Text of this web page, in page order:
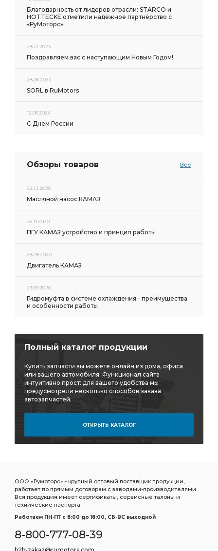
Благодарность от лидеров отрасли: STARCO и
HOTTECKE отметили надёжное партнёрство с
«РуМоторс»
28.12.2024
Поздравляем вас с наступающим Новым Годом!
28.06.2024
SORL в RuMotors
12.06.2024
С Днем России
Обзоры товаров Все
22.12.2020
Масляной насос КАМАЗ
25.11.2020
ПГУ КАМАЗ устройство и принцип работы
28.09.2020
Двигатель КАМАЗ
23.09.2020
Гидромуфта в системе охлаждения - преимущества
и особенности работы
Полный каталог продукции
Купить запчасти вы можете онлайн из дома, офиса
или вашего автомобиля. Функционал сайта
интуитивно прост: для вашего удобства мы
предусмотрели несколько способов заказа
автозапчастей.
ОТКРЫТЬ КАТАЛОГ
ООО «Румоторс» - крупный оптовый поставщик продукции,
работает по прямым договорам с заводами-производителями.
Вся продукция имеет сертификаты, сервисные талоны и
технические паспорта.
Работаем ПН-ПТ c 8:00 до 18:00, СБ-ВС выходной
8-800-777-08-39